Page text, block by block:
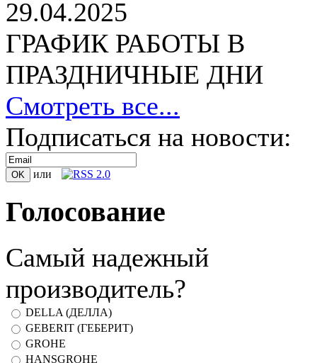
29.04.2025
ГРАФИК РАБОТЫ В
ПРАЗДНИЧНЫЕ ДНИ
Смотреть все...
Подписаться на новости:
или
Голосование
Самый надежный
производитель?
DELLA (ДЕЛЛА)
GEBERIT (ГЕБЕРИТ)
GROHE
HANSGROHE